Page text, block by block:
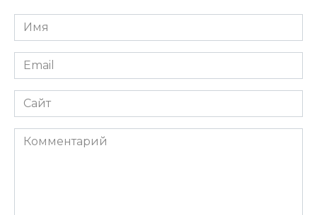
Имя
*
Email
*
Сайт
Комментарий